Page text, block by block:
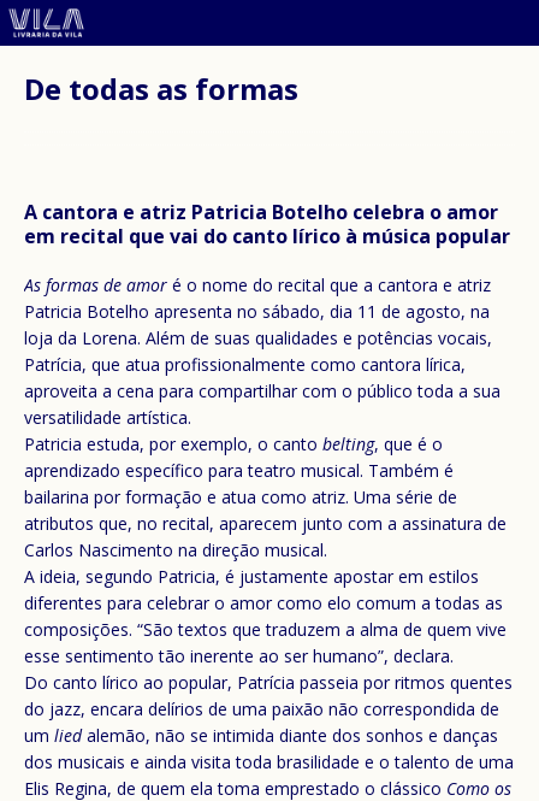
De todas as formas
A cantora e atriz Patricia Botelho celebra o amor
em recital que vai do canto lírico à música popular
As formas de amor é o nome do recital que a cantora e atriz
Patricia Botelho apresenta no sábado, dia 11 de agosto, na
loja da Lorena. Além de suas qualidades e potências vocais,
Patrícia, que atua profissionalmente como cantora lírica,
aproveita a cena para compartilhar com o público toda a sua
versatilidade artística.
Patricia estuda, por exemplo, o canto belting, que é o
aprendizado específico para teatro musical. Também é
bailarina por formação e atua como atriz. Uma série de
atributos que, no recital, aparecem junto com a assinatura de
Carlos Nascimento na direção musical.
A ideia, segundo Patricia, é justamente apostar em estilos
diferentes para celebrar o amor como elo comum a todas as
composições. “São textos que traduzem a alma de quem vive
esse sentimento tão inerente ao ser humano”, declara.
Do canto lírico ao popular, Patrícia passeia por ritmos quentes
do jazz, encara delírios de uma paixão não correspondida de
um liedalemão, não se intimida diante dos sonhos e danças
dos musicais e ainda visita toda brasilidade e o talento de uma
Elis Regina, de quem ela toma emprestado o clássico Como os